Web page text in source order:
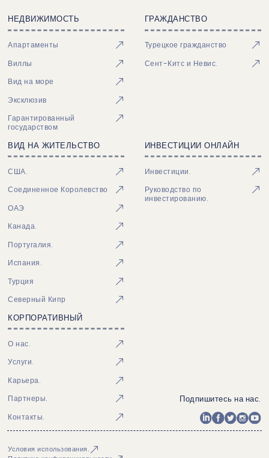
НЕДВИЖИМОСТЬ
Апартаменты
Виллы
Вид на море
Эксклюзив
Гарантированный
государством
ГРАЖДАНСТВО
Турецкое гражданство
Сент-Китс и Невис.
ВИД НА ЖИТЕЛЬСТВО
США.
Соединенное Королевство
ОАЭ
Канада.
Португалия.
Испания.
Турция
Северный Кипр
ИНВЕСТИЦИИ ОНЛАЙН
Инвестиции.
Руководство по
инвестированию.
КОРПОРАТИВНЫЙ
О нас.
Услуги.
Карьера.
Партнеры.
Контакты.
Подпишитесь на нас.
Условия использования.